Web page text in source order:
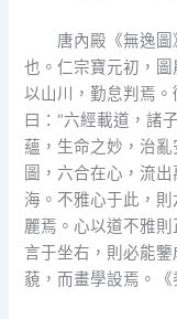
唐內殿《無逸
也。仁宗寶元初，
以山川，勤怠判焉
曰：“六經載道，諸
蘊，生命之妙，治
圖，六合在心，流
海。不雅心于此，
麗焉。心以道不雅
言于坐右，則必能
藐，而畫學設焉。